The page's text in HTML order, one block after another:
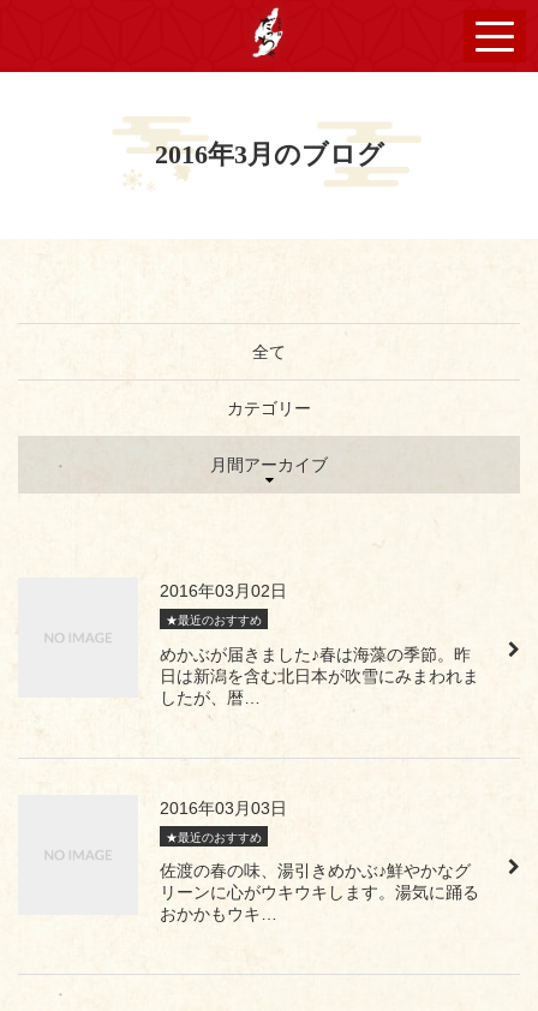
2016年3月のブログ
全て
カテゴリー
月間アーカイブ
2016年03月02日
★最近のおすすめ
めかぶが届きました♪春は海藻の季節。昨
日は新潟を含む北日本が吹雪にみまわれま
したが、暦…
2016年03月03日
★最近のおすすめ
佐渡の春の味、湯引きめかぶ♪鮮やかなグ
リーンに心がウキウキします。湯気に踊る
おかかもウキ…